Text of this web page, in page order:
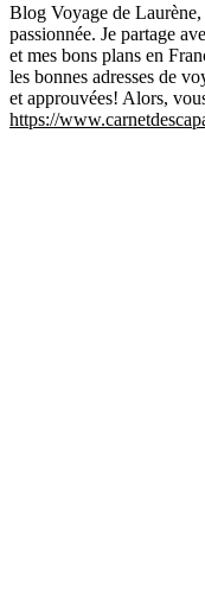
Blog Voyage de Laurène,
passionnée. Je partage
et mes bons plans en
les bonnes adresses de
et approuvées! Alors,
https://